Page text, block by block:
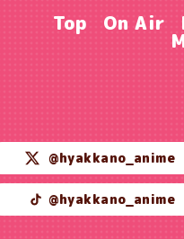
Top On Air
@hyakkano_anime
@hyakkano_anime